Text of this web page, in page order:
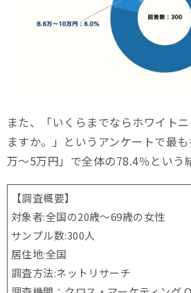
また、「いくらまでならホワイト
ますか。」というアンケートで最
万～5万円」で全体の78.4％という
【調査概要】
対象者:全国の20歳〜69歳の女性
サンプル数:300人
居住地:全国
調査方法:ネットリサーチ